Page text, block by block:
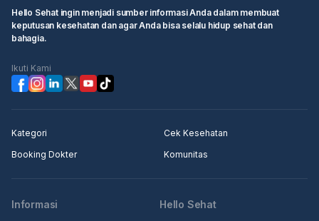
Hello Sehat ingin menjadi sumber informasi Anda dalam membuat
keputusan kesehatan dan agar Anda bisa selalu hidup sehat dan
bahagia.
Ikuti Kami
Kategori
Cek Kesehatan
Booking Dokter
Komunitas
Informasi Hello Sehat